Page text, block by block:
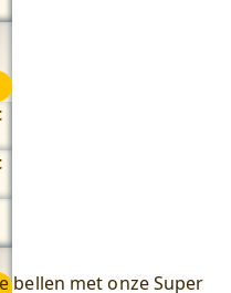
bellen met onze Super